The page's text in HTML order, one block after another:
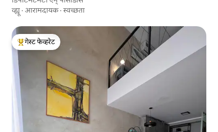
व्ह्यू · आरामदायक·स्वच्छता
टॉप गेस्ट फेव्हरेट
गेस्ट फेव्हरेट